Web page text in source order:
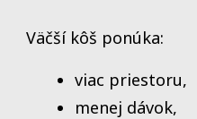
Väčší kôš ponúka:
viac priestoru,
menej dávok,